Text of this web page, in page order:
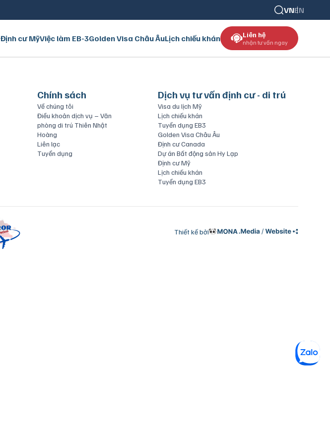
VNEN
Định cư MỹViệc làm EB-3Golden Visa Châu ÂuLịch chiếu khán Liên hệ
nhận tư vấn ngay
Chính sách
Về chúng tôi
Điều khoản dịch vụ – Văn
phòng di trú Thiên Nhật
Hoàng
Liên lạc
Tuyển dụng
Dịch vụ tư vấn định cư - di trú
Visa du lịch Mỹ
Lịch chiếu khán
Tuyển dụng EB3
Golden Visa Châu Âu
Định cư Canada
Dự án Bất động sản Hy Lạp
Định cư Mỹ
Lịch chiếu khán
Tuyển dụng EB3
Thiết kế bởi